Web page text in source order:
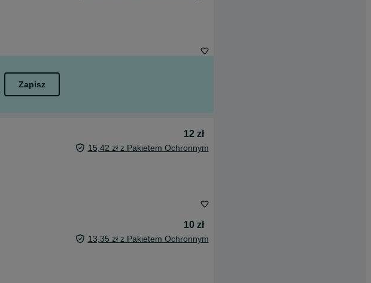
Zapisz
12 zł
15,42 zł z Pakietem Ochronnym
10 zł
13,35 zł z Pakietem Ochronnym